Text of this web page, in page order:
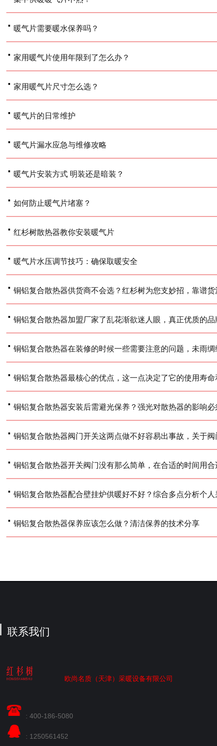
· 暖气片需要暖水保养吗？
· 家用暖气片使用年限到了怎么办？
· 家用暖气片尺寸怎么选？
· 暖气片的日常维护
· 暖气片漏水应急与维修攻略
· 暖气片安装方式 明装还是暗装？
· 如何防止暖气片堵塞？
· 红杉树散热器教你安装暖气片
· 暖气片水压调节技巧：确保取暖安全
· 铜铝复合散热器供货商不会选？红杉树为您支妙招，靠谱货
· 铜铝复合散热器加盟厂家了乱花渐欲迷人眼，真正优质的
· 铜铝复合散热器在装修的时候一些需要注意的问题，未雨
· 铜铝复合散热器最核心的优点，这一点决定了它的使用寿
· 铜铝复合散热器安装后需避光保养？强光对散热器的影响
· 铜铝复合散热器阀门开关这两点做不好容易出事故，关于
· 铜铝复合散热器开关阀门没有那么简单，在合适的时间用
· 铜铝复合散热器配合壁挂炉供暖好不好？综合多点分析个
· 铜铝复合散热器保养应该怎么做？清洁保养的技术分享
联系我们
欧尚名质（天津）采暖设备有限公司
: 400-186-5080
: 1250561452